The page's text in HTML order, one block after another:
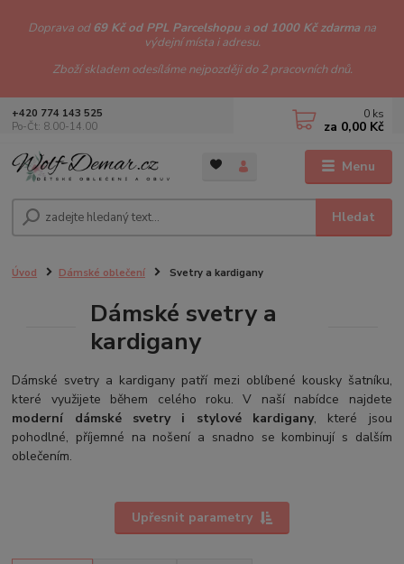
Doprava od69 Kč od PPL Parcelshopu a od 1000 Kč zdarma na
výdejní místa i adresu.
Zboží skladem odesíláme nejpozději do 2 pracovních dnů.
Menu
Hledat
+420 774 143 525
Po-Čt: 8.00-14.00
0 ks
za 0,00 Kč
Úvod Dámské oblečení Svetry a kardigany
Dámské svetry a
kardigany
Dámské svetry a kardigany patří mezi oblíbené kousky šatníku,
které využijete během celého roku. V naší nabídce najdete
moderní dámské svetry i stylové kardigany, které jsou
pohodlné, příjemné na nošení a snadno se kombinují s dalším
oblečením.
Upřesnit parametry